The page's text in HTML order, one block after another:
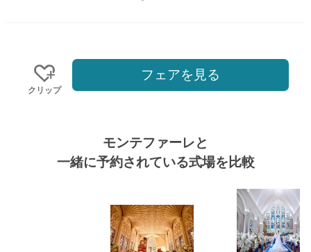
クリップ
フェアを見る
モンテファーレと
一緒に予約されている式場を比較